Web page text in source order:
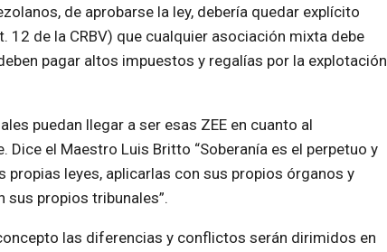
de aprobarse la ley, debería quedar explícito
de la CRBV) que cualquier asociación mixta debe
pagar altos impuestos y regalías por la explotación
puedan llegar a ser esas ZEE en cuanto al
el Maestro Luis Britto “Soberanía es el perpetuo y
leyes, aplicarlas con sus propios órganos y
propios tribunales”.
las diferencias y conflictos serán dirimidos en